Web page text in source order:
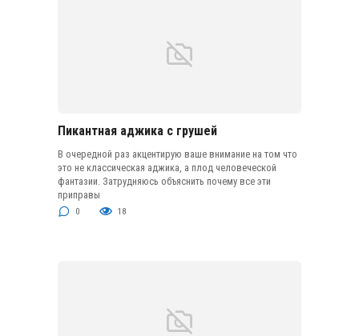
Пикантная аджика с грушей
В очередной раз акцентирую ваше внимание на том что
это не классическая аджика, а плод человеческой
фантазии. Затрудняюсь объяснить почему все эти
приправы
0 18